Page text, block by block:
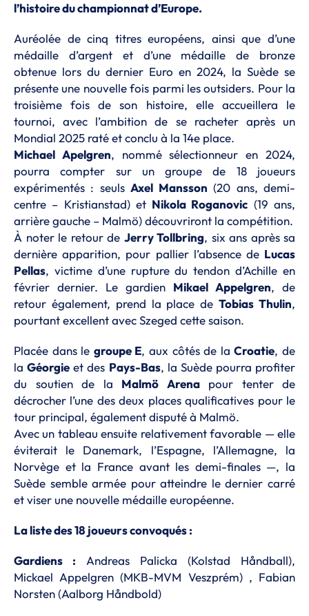
l’histoire du championnat d’Europe.
Auréolée de cinq titres européens, ainsi que d’une
médaille d’argent et d’une médaille de bronze
obtenue lors du dernier Euro en 2024, la Suède se
présente une nouvelle fois parmi les outsiders. Pour la
troisième fois de son histoire, elle accueillera le
tournoi, avec l’ambition de se racheter après un
Mondial 2025 raté et conclu à la 14e place.
Michael Apelgren, nommé sélectionneur en 2024,
pourra compter sur un groupe de 18 joueurs
expérimentés : seulsAxel Mansson (20 ans, demi-
centre – Kristianstad) et Nikola Roganovic (19 ans,
arrière gauche – Malmö) découvriront la compétition.
À noter le retour de Jerry Tollbring, six ans après sa
dernière apparition, pour pallier l’absence de Lucas
Pellas, victime d’une rupture du tendon d’Achille en
février dernier. Le gardien Mikael Appelgren, de
retour également, prend la place deTobias Thulin,
pourtant excellent avec Szeged cette saison.
Placée dans le groupe E, aux côtés de laCroatie, de
laGéorgie et des Pays-Bas, la Suède pourra profiter
du soutien de la Malmö Arenapour tenter de
décrocher l’une des deux places qualificatives pour le
tour principal, également disputé à Malmö.
Avec un tableau ensuite relativement favorable — elle
éviterait le Danemark, l’Espagne, l’Allemagne, la
Norvège et la France avant les demi-finales —, la
Suède semble armée pour atteindre le dernier carré
et viser une nouvelle médaille européenne.
La liste des 18 joueurs convoqués :
Gardiens : Andreas Palicka (Kolstad Håndball),
Mickael Appelgren (MKB-MVM Veszprém) , Fabian
Norsten (Aalborg Håndbold)